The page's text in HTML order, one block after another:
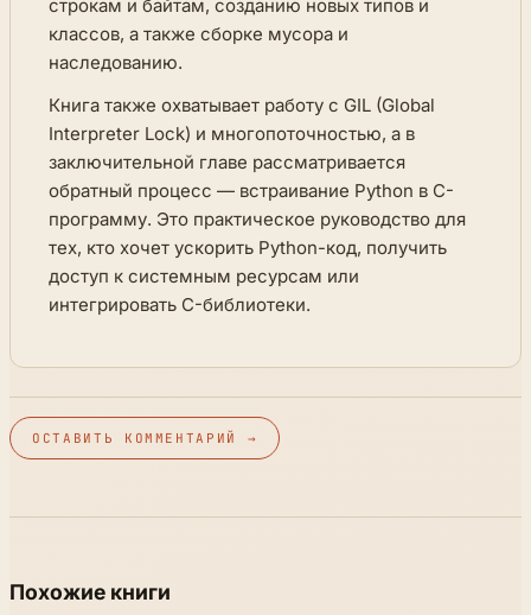
строкам и байтам, созданию новых типов и
классов, а также сборке мусора и
наследованию.
Книга также охватывает работу с GIL (Global
Interpreter Lock) и многопоточностью, а в
заключительной главе рассматривается
обратный процесс — встраивание Python в C-
программу. Это практическое руководство для
тех, кто хочет ускорить Python-код, получить
доступ к системным ресурсам или
интегрировать C-библиотеки.
ОСТАВИТЬ КОММЕНТАРИЙ →
Похожие книги